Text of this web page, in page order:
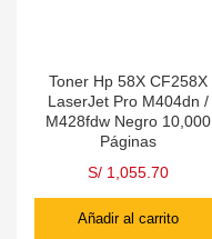
Toner Hp 58X CF258X
LaserJet Pro M404dn /
M428fdw Negro 10,000
Páginas
S/ 1,055.70
Añadir al carrito